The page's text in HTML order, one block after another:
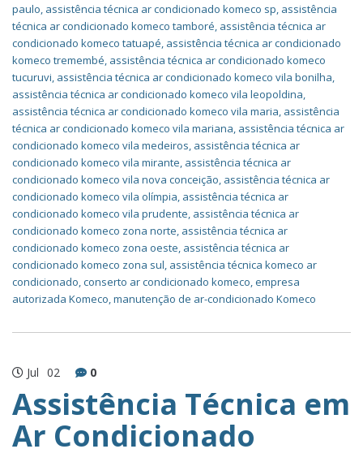
paulo, assistência técnica ar condicionado komeco sp, assistência
técnica ar condicionado komeco tamboré, assistência técnica ar
condicionado komeco tatuapé, assistência técnica ar condicionado
komeco tremembé, assistência técnica ar condicionado komeco
tucuruvi, assistência técnica ar condicionado komeco vila bonilha,
assistência técnica ar condicionado komeco vila leopoldina,
assistência técnica ar condicionado komeco vila maria, assistência
técnica ar condicionado komeco vila mariana, assistência técnica ar
condicionado komeco vila medeiros, assistência técnica ar
condicionado komeco vila mirante, assistência técnica ar
condicionado komeco vila nova conceição, assistência técnica ar
condicionado komeco vila olímpia, assistência técnica ar
condicionado komeco vila prudente, assistência técnica ar
condicionado komeco zona norte, assistência técnica ar
condicionado komeco zona oeste, assistência técnica ar
condicionado komeco zona sul, assistência técnica komeco ar
condicionado,conserto ar condicionado komeco,empresa
autorizada Komeco,manutenção de ar-condicionado Komeco
Jul 02 0
Assistência Técnica em
Ar Condicionado